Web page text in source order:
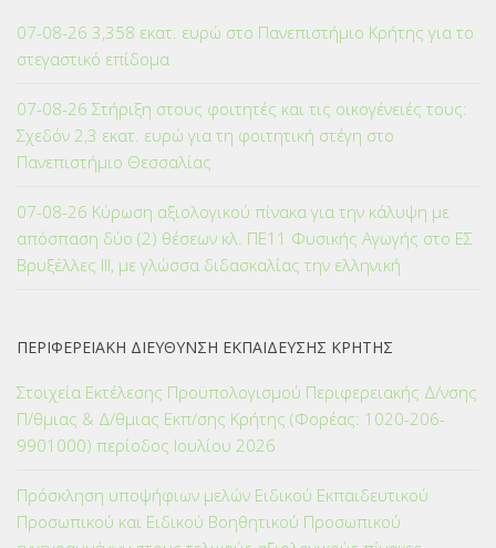
07-08-26 3,358 εκατ. ευρώ στο Πανεπιστήμιο Κρήτης για το
στεγαστικό επίδομα
07-08-26 Στήριξη στους φοιτητές και τις οικογένειές τους:
Σχεδόν 2,3 εκατ. ευρώ για τη φοιτητική στέγη στο
Πανεπιστήμιο Θεσσαλίας
07-08-26 Κύρωση αξιολογικού πίνακα για την κάλυψη με
απόσπαση δύο (2) θέσεων κλ. ΠΕ11 Φυσικής Αγωγής στο ΕΣ
Βρυξέλλες ΙΙΙ, με γλώσσα διδασκαλίας την ελληνική
ΠΕΡΙΦΕΡΕΙΑΚΗ ΔΙΕΥΘΥΝΣΗ ΕΚΠΑΙΔΕΥΣΗΣ ΚΡΗΤΗΣ
Στοιχεία Εκτέλεσης Προϋπολογισμού Περιφερειακής Δ/νσης
Π/θμιας & Δ/θμιας Εκπ/σης Κρήτης (Φορέας: 1020-206-
9901000) περίοδος Ιουλίου 2026
Πρόσκληση υποψήφιων μελών Ειδικού Εκπαιδευτικού
Προσωπικού και Ειδικού Βοηθητικού Προσωπικού